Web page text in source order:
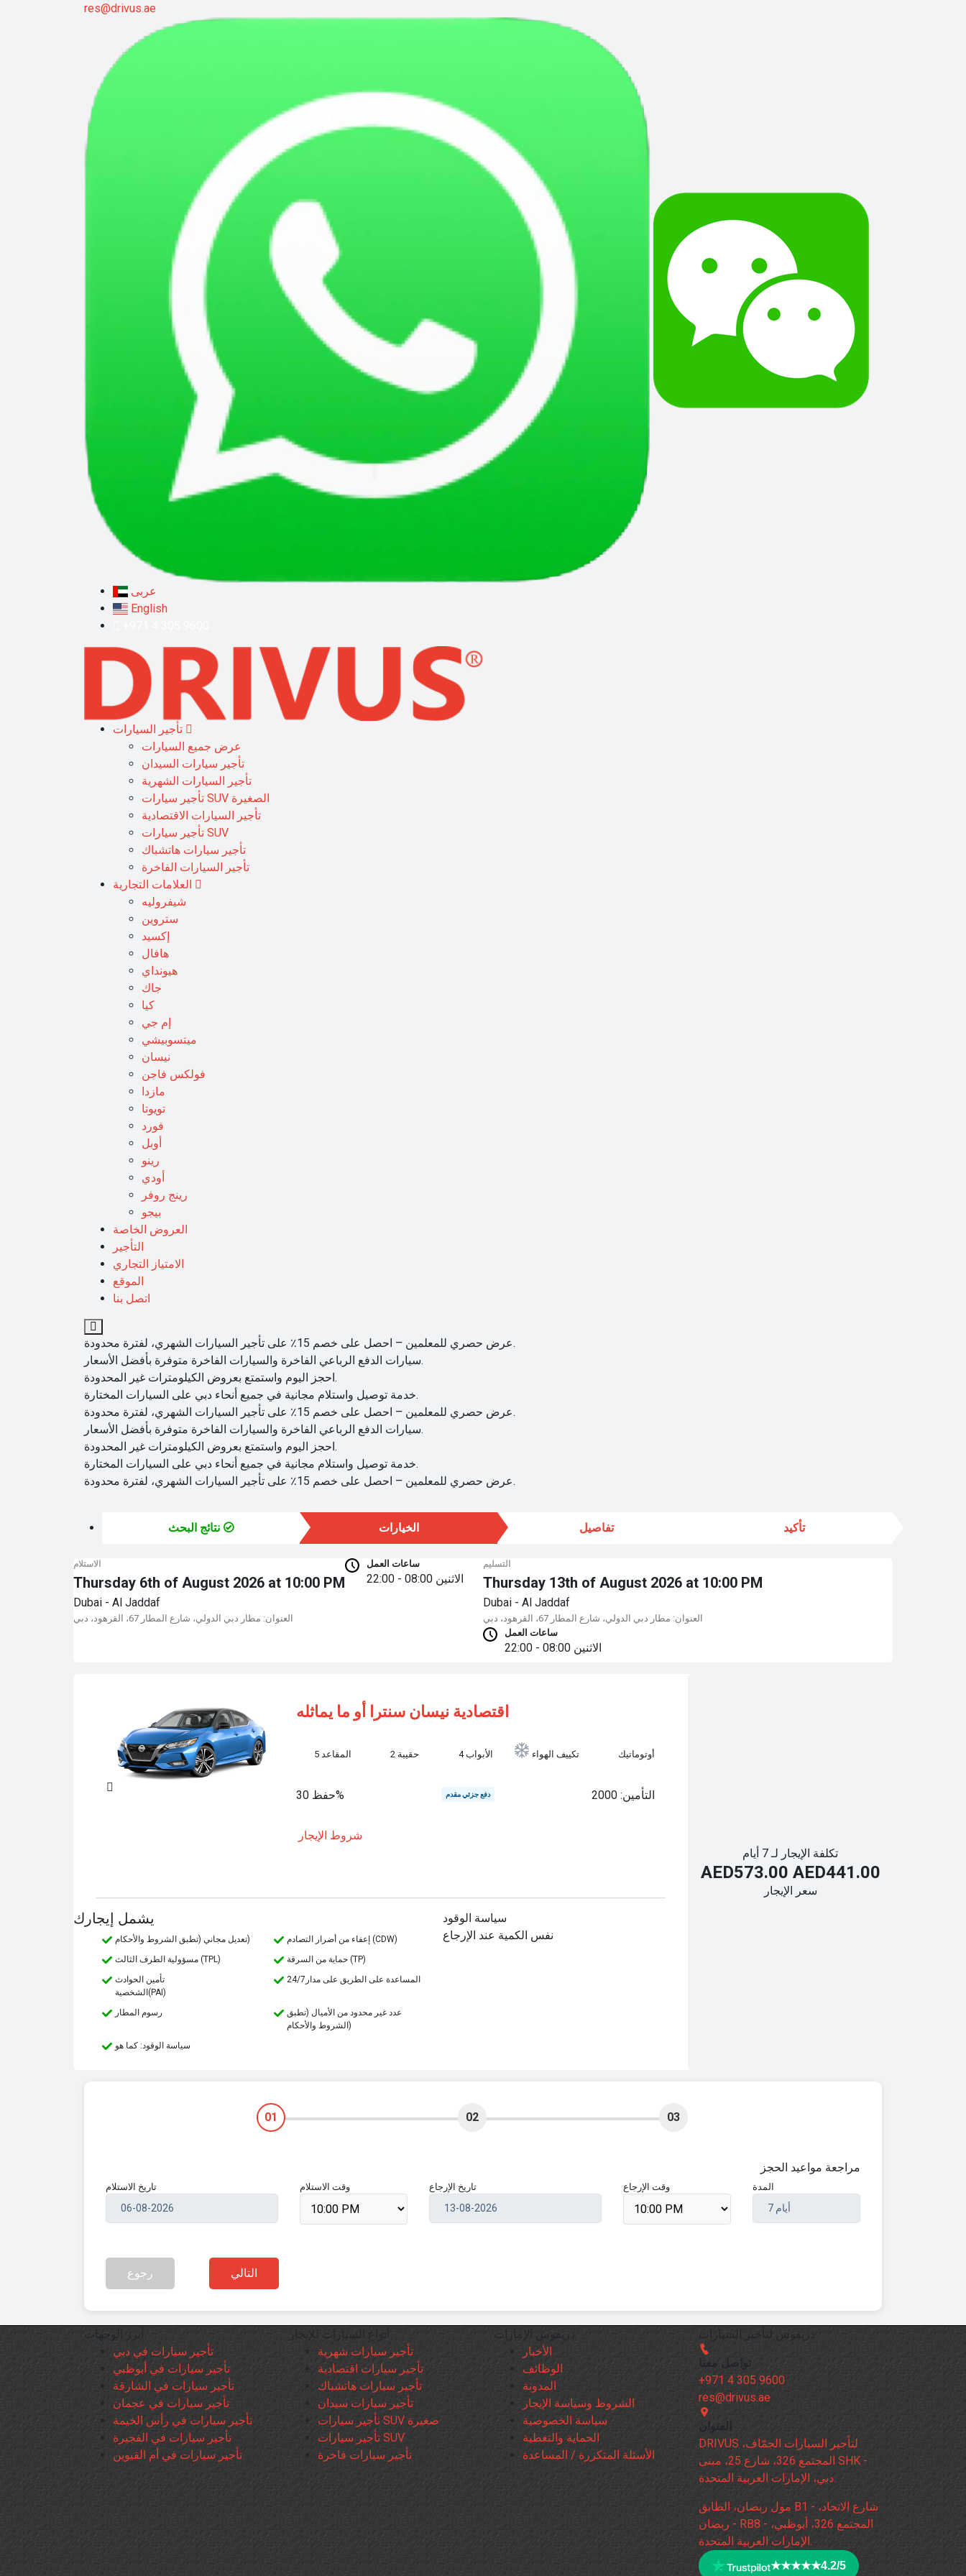
res@drivus.ae
عربى
English
عرض جميع السيارات
تأجير سيارات السيدان
تأجير السيارات الشهرية
تأجير سيارات SUV الصغيرة
تأجير السيارات الاقتصادية
تأجير سيارات SUV
تأجير سيارات هاتشباك
تأجير السيارات الفاخرة
شيفروليه
ستروين
إكسيد
هافال
هيونداي
جاك
كيا
إم جي
ميتسوبيشي
نيسان
فولكس فاجن
مازدا
تويوتا
فورد
أوبل
رينو
أودي
رينج روفر
بيجو
العروض الخاصة
التأجير
الامتياز التجاري
الموقع
اتصل بنا
عرض حصري للمعلمين – احصل على خصم 15٪ على تأجير السيارات الشهري، لفترة محدودة.
سيارات الدفع الرباعي الفاخرة والسيارات الفاخرة متوفرة بأفضل الأسعار.
احجز اليوم واستمتع بعروض الكيلومترات غير المحدودة.
خدمة توصيل واستلام مجانية في جميع أنحاء دبي على السيارات المختارة.
عرض حصري للمعلمين – احصل على خصم 15٪ على تأجير السيارات الشهري، لفترة محدودة.
سيارات الدفع الرباعي الفاخرة والسيارات الفاخرة متوفرة بأفضل الأسعار.
احجز اليوم واستمتع بعروض الكيلومترات غير المحدودة.
خدمة توصيل واستلام مجانية في جميع أنحاء دبي على السيارات المختارة.
عرض حصري للمعلمين – احصل على خصم 15٪ على تأجير السيارات الشهري، لفترة محدودة.
نتائج البحث الخيارات تفاصيل تأكيد
الاستلام
Thursday 6th of August 2026 at 10:00 PM
Dubai - Al Jaddaf
العنوان: مطار دبي الدولي، شارع المطار 67، القرهود، دبي
ساعات العمل
الاثنين 08:00 - 22:00
التسليم
Thursday 13th of August 2026 at 10:00 PM
Dubai - Al Jaddaf
العنوان: مطار دبي الدولي، شارع المطار 67، القرهود، دبي
ساعات العمل
الاثنين 08:00 - 22:00
اقتصادية نيسان سنترا أو ما يماثله
5 المقاعد 2 حقيبة 4 الأبواب تكييف الهواء أوتوماتيك
حفظ 30% دفع جزئي مقدم التأمين: 2000
شروط الإيجار
يشمل إيجارك
تعديل مجاني (تطبق الشروط والأحكام)
إعفاء من أضرار التصادم (CDW)
مسؤولية الطرف الثالث (TPL)
حماية من السرقة (TP)
تأمين الحوادث
الشخصية(PAI)
24/7المساعدة على الطريق على مدار
رسوم المطار
عدد غير محدود من الأميال (تطبق
الشروط والأحكام)
سياسة الوقود: كما هو
سياسة الوقود
نفس الكمية عند الإرجاع
تكلفة الإيجار لـ 7 أيام
AED573.00 AED441.00
سعر الإيجار
01 02 03
مراجعة مواعيد الحجز
تاريخ الاستلام وقت الاستلام تاريخ الإرجاع وقت الإرجاع المدة
رجوع التالي
أبرز الوجهات
تأجير سيارات في دبي
تأجير سيارات في أبوظبي
تأجير سيارات في الشارقة
تأجير سيارات في عجمان
تأجير سيارات في رأس الخيمة
تأجير سيارات في الفجيرة
تأجير سيارات في أم القيوين
أنواع السيارات للإيجار
تأجير سيارات شهرية
تأجير سيارات اقتصادية
تأجير سيارات هاتشباك
تأجير سيارات سيدان
تأجير سيارات SUV صغيرة
تأجير سيارات SUV
تأجير سيارات فاخرة
دريفوس الإمارات
الأخبار
الوظائف
المدونة
الشروط وسياسة الإيجار
سياسة الخصوصية
الحماية والتغطية
الأسئلة المتكررة / المساعدة
دريفوس لتأجير السيارات
تواصل معنا
+971 4 305 9600
res@drivus.ae
العنوان
DRIVUS لتأجير السيارات الجمّاف،
المجتمع 326، شارع 25، مبنى SHK -
دبي، الإمارات العربية المتحدة.
مول ربضان، الطابق B1 - شارع الاتحاد،
ربضان - RB8 - المجتمع 326، أبوظبي،
الإمارات العربية المتحدة.
★★★★★4.2/5